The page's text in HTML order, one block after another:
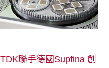
TDK聯手德國Supfina 創